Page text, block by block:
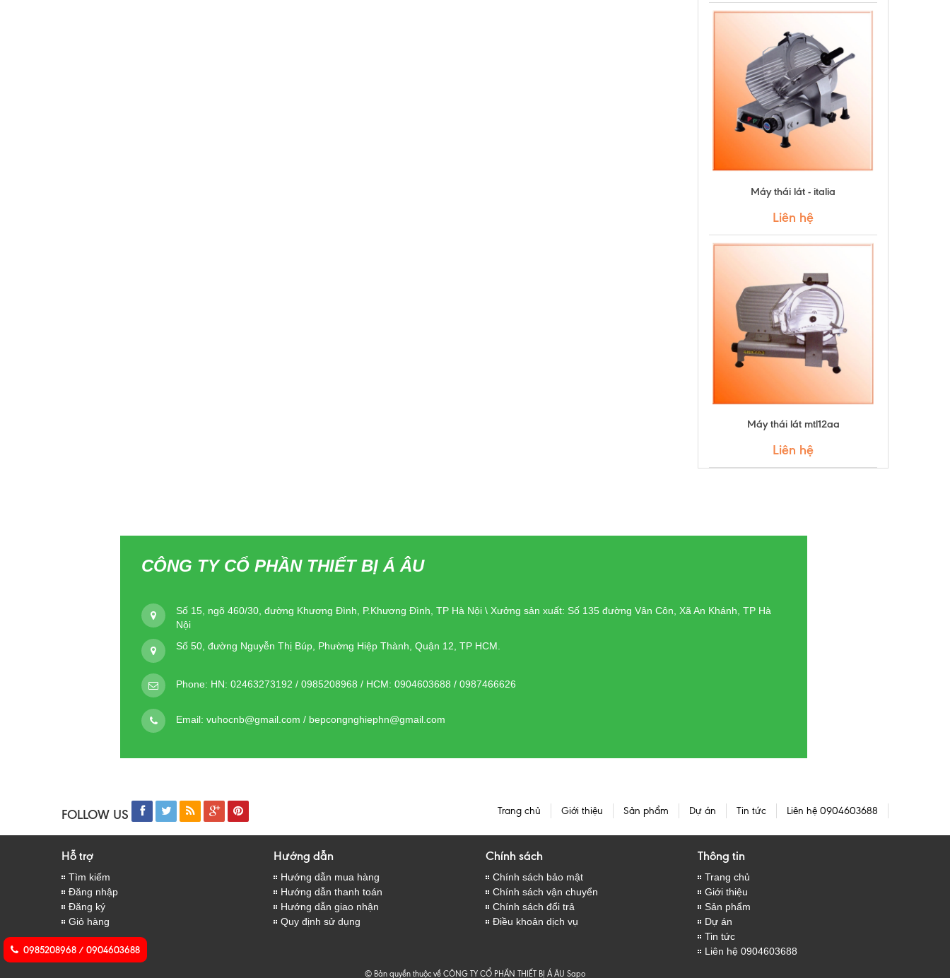
Máy thái lát - italia
Liên hệ
Máy thái lát mtl12aa
Liên hệ
0985208968 / 0904603688
CÔNG TY CỔ PHẦN THIẾT BỊ Á ÂU
Số 15, ngõ 460/30, đường Khương Đình, P.Khương Đình, TP Hà Nội \ Xưởng sản xuất: Số 135 đường Vân Côn, Xã An Khánh, TP Hà
Nội
Số 50, đường Nguyễn Thị Búp, Phường Hiệp Thành, Quận 12, TP HCM.
Phone: HN: 02463273192 / 0985208968 / HCM: 0904603688 / 0987466626
Email:vuhocnb@gmail.com / bepcongnghiephn@gmail.com
FOLLOW US Trang chủ Giới thiệu Sản phẩm Dự án Tin tức Liên hệ 0904603688
Hỗ trợ
Tìm kiếm
Đăng nhập
Đăng ký
Giỏ hàng
Hướng dẫn
Hướng dẫn mua hàng
Hướng dẫn thanh toán
Hướng dẫn giao nhận
Quy định sử dụng
Chính sách
Chính sách bảo mật
Chính sách vận chuyển
Chính sách đổi trả
Điều khoản dịch vụ
Thông tin
Trang chủ
Giới thiệu
Sản phẩm
Dự án
Tin tức
Liên hệ 0904603688
© Bản quyền thuộc về CÔNG TY CỔ PHẦN THIẾT BỊ Á ÂU Sapo